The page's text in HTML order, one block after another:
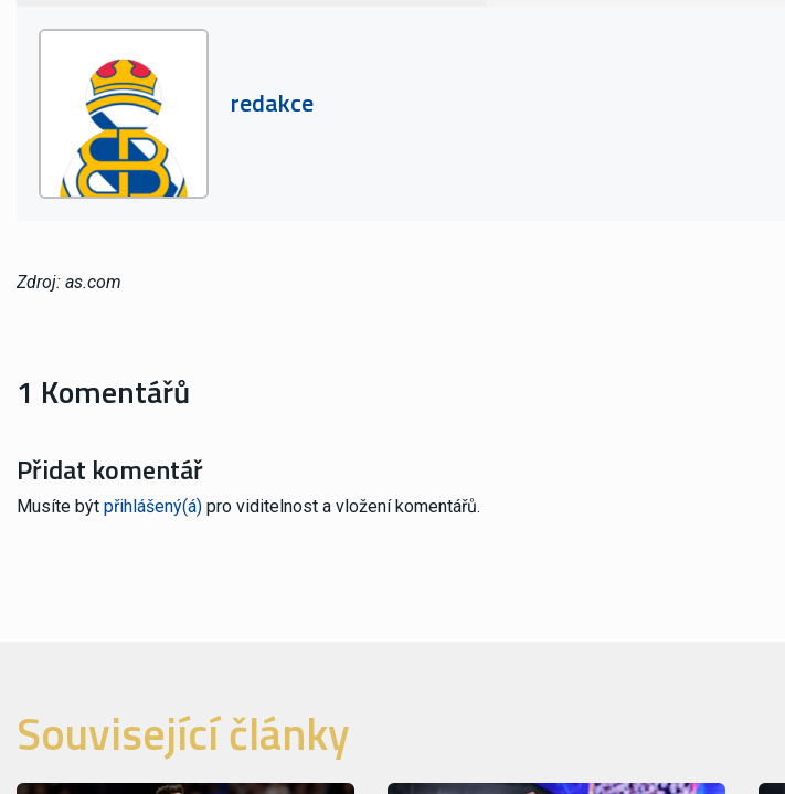
redakce
Zdroj: as.com
1 Komentářů
Přidat komentář
Musíte být přihlášený(á) pro viditelnost a vložení komentářů.
Související články